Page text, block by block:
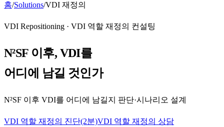
홈/Solutions/VDI 재정의
VDI Repositioning · VDI 역할 재정의 컨설팅
N²SF 이후, VDI를
어디에 남길 것인가
N²SF 이후 VDI를 어디에 남길지 판단·시나리오 설계
VDI 역할 재정의 진단(2분)VDI 역할 재정의 상담